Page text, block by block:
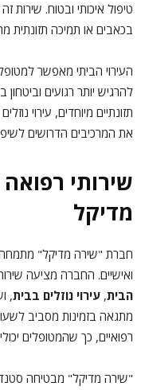
טיפול איכותי ובטוח. שירות
בכאבים או תמיכה תזונתית
העירוי הביתי מאפשר
להרגיש יותר רגועים
תזונתיים מיוחדים, עירוי
את המרכיבים הדרושים
שירותי
מדיקל
חברת "שירה מדיקל" מתמחה
ואישיים. החברה מציעה
הבית, עירוי נוזלים בבית,
מתגאה בזמינות מסביב
רפואיים, כך שהמטופלים
"שירה מדיקל" מבטיחה